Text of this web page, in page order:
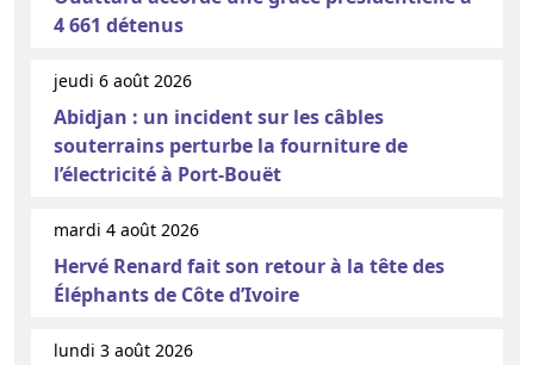
4 661 détenus
jeudi 6 août 2026
Abidjan : un incident sur les câbles
souterrains perturbe la fourniture de
l’électricité à Port-Bouët
mardi 4 août 2026
Hervé Renard fait son retour à la tête des
Éléphants de Côte d’Ivoire
lundi 3 août 2026